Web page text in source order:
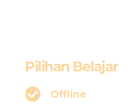
Pilihan Belajar
Offline